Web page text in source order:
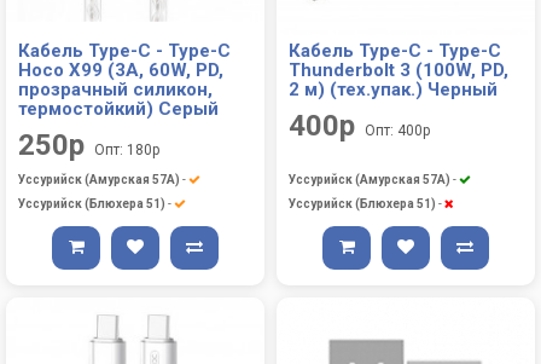
Кабель Type-C - Type-C
Hoco X99 (3A, 60W, PD,
прозрачный силикон,
термостойкий) Серый
250р Опт: 180р
Уссурийск (Амурская 57А) -
Уссурийск (Блюхера 51) -
Кабель Type-C - Type-C
Thunderbolt 3 (100W, PD,
2 м) (тех.упак.) Черный
400р Опт: 400р
Уссурийск (Амурская 57А) -
Уссурийск (Блюхера 51) -